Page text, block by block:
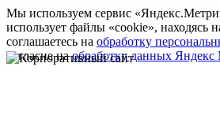
Мы используем сервис
использует файлы «cookie», находясь
соглашаетесь на обработку
согласие наобработку данных Яндекс